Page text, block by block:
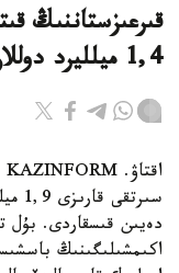
قىرعىزستاننىڭ
1,4 ميلليرد دوللارعا دەيىن ازايدى
دەيىن قىسقاردى. بۇل
اكىمشىلىگىنىڭ